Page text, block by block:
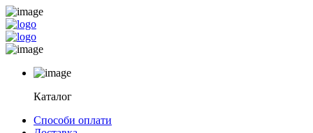
Каталог
Способи оплати